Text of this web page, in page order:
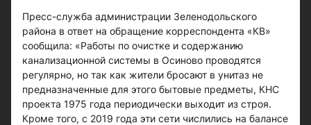
Пресс-служба администрации Зеленодольского
района в ответ на обращение корреспондента «КВ»
сообщила: «Работы по очистке и содержанию
канализационной системы в Осиново проводятся
регулярно, но так как жители бросают в унитаз не
предназначенные для этого бытовые предметы, КНС
проекта 1975 года периодически выходит из строя.
Кроме того, с 2019 года эти сети числились на балансе